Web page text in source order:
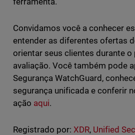
Convidamos você a conhecer
entender as diferentes ofertas
orientar seus clientes durante
avaliação. Você também pode
Segurança WatchGuard,
segurança unificada e conferir
ação aqui.
Registrado por: XDR, Unified